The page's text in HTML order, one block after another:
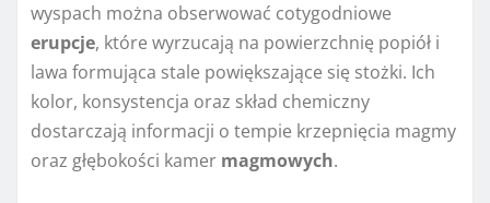
wyspach można obserwować cotygodniowe
erupcje, które wyrzucają na powierzchnię popiół i
lawa formująca stale powiększające się stożki. Ich
kolor, konsystencja oraz skład chemiczny
dostarczają informacji o tempie krzepnięcia magmy
oraz głębokości kamer magmowych.